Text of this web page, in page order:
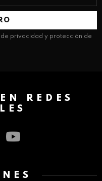
privacidad y protección de
REDES